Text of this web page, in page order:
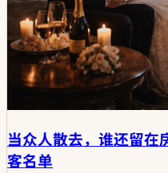
当众人散去，谁还留在
客名单